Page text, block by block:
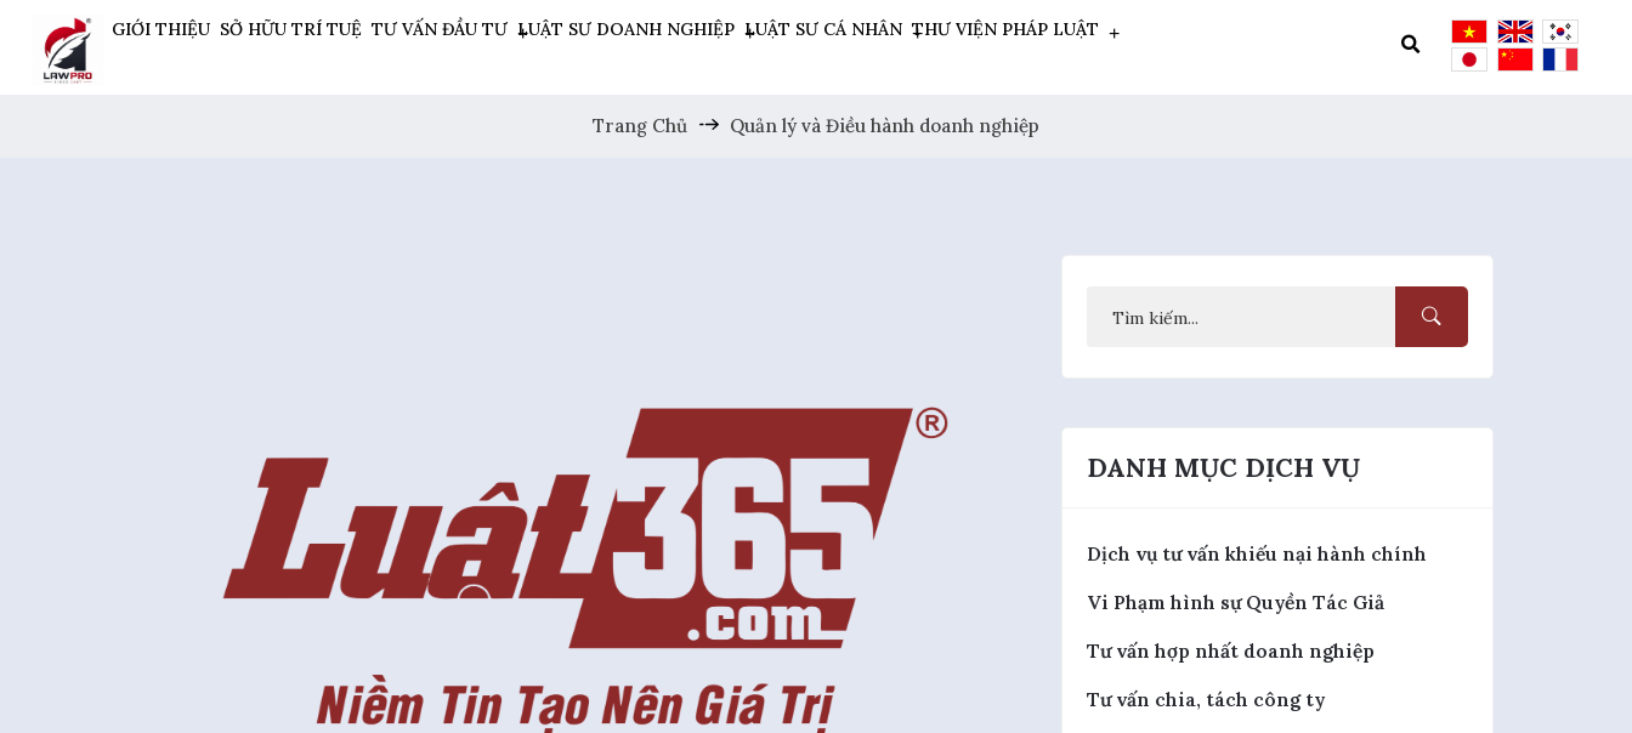
GIỚI THIỆU SỞ HỮU TRÍ TUỆ TƯ VẤN ĐẦU TƯ LUẬT SƯ DOANH NGHIỆP LUẬT SƯ CÁ NHÂN THƯ VIỆN PHÁP LUẬT
Trang Chủ Quản lý và Điều hành doanh nghiệp
DANH MỤC DỊCH VỤ
Dịch vụ tư vấn khiếu nại hành chính
Vi Phạm hình sự Quyền Tác Giả
Tư vấn hợp nhất doanh nghiệp
Tư vấn chia, tách công ty